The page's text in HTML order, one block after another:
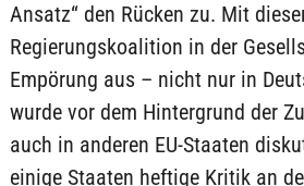
Ansatz“ den Rücken zu. Mit
Regierungskoalition in der
Empörung aus – nicht nur in
wurde vor dem Hintergrund der
auch in anderen EU-Staaten
einige Staaten heftige Kritik an